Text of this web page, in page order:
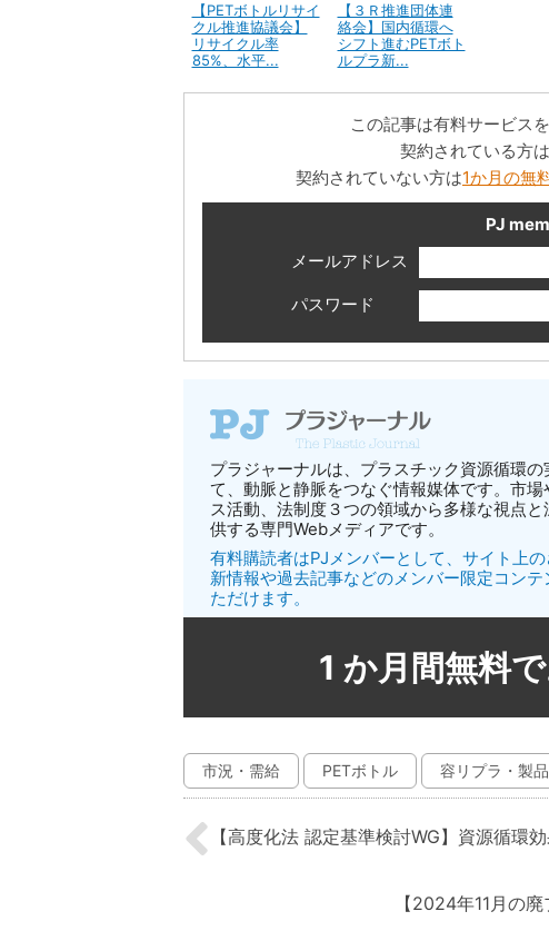
【PETボトルリサイ
クル推進協議会】
リサイクル率
85%、水平...
【３Ｒ推進団体連
絡会】国内循環へ
シフト進むPETボト
ルプラ新...
この記事は有料サービス
契約されている方
契約されていない方は1か月の無
PJ
メールアドレス
パスワード
プラジャーナルは、プラスチック資源循環の
て、動脈と静脈をつなぐ情報媒体です。市場
ス活動、法制度３つの領域から多様な視点と
供する専門Webメディアです。
有料購読者はPJメンバーとして、サイト上
新情報や過去記事などのメンバー限定コンテ
ただけます。
1 か月間無料
市況・需給 PETボトル 容リプラ・製
【高度化法 認定基準検討WG】資源循環
【2024年11月の